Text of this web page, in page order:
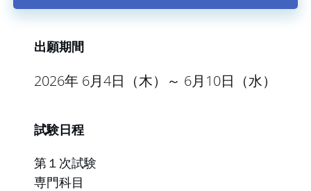
出願期間
2026年 6月4日（木）～ 6月10日（水）
試験日程
第１次試験
専門科目